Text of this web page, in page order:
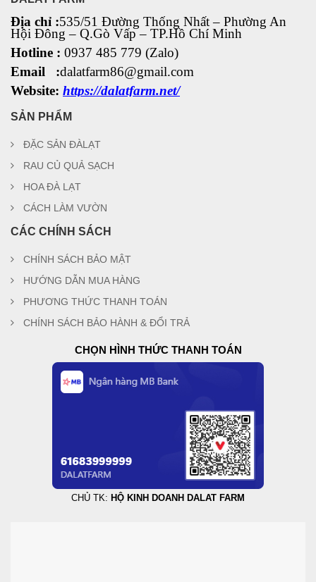
Địa chỉ :535/51 Đường Thống Nhất – Phường An
Hội Đông– Q.Gò Vấp – TP.Hồ Chí Minh
Hotline : 0937 485 779 (Zalo)
Email :dalatfarm86@gmail.com
Website: https://dalatfarm.net/
SẢN PHẨM
ĐẶC SẢN ĐÀLẠT
RAU CỦ QUẢ SẠCH
HOA ĐÀ LẠT
CÁCH LÀM VƯỜN
CÁC CHÍNH SÁCH
CHÍNH SÁCH BẢO MẬT
HƯỚNG DẪN MUA HÀNG
PHƯƠNG THỨC THANH TOÁN
CHÍNH SÁCH BẢO HÀNH & ĐỔI TRẢ
CHỌN HÌNH THỨC THANH TOÁN
CHỦ TK: HỘ KINH DOANH DALAT FARM